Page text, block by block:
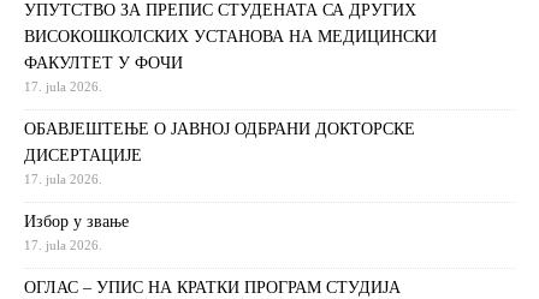
УПУТСТВО ЗА ПРЕПИС СТУДЕНАТА СА ДРУГИХ
ВИСОКОШКОЛСКИХ УСТАНОВА НА МЕДИЦИНСКИ
ФАКУЛТЕТ У ФОЧИ
17. jula 2026.
ОБАВЈЕШТЕЊЕ О ЈАВНОЈ ОДБРАНИ ДОКТОРСКЕ
ДИСЕРТАЦИЈЕ
17. jula 2026.
Избор у звање
17. jula 2026.
ОГЛАС – УПИС НА КРАТКИ ПРОГРАМ СТУДИЈА